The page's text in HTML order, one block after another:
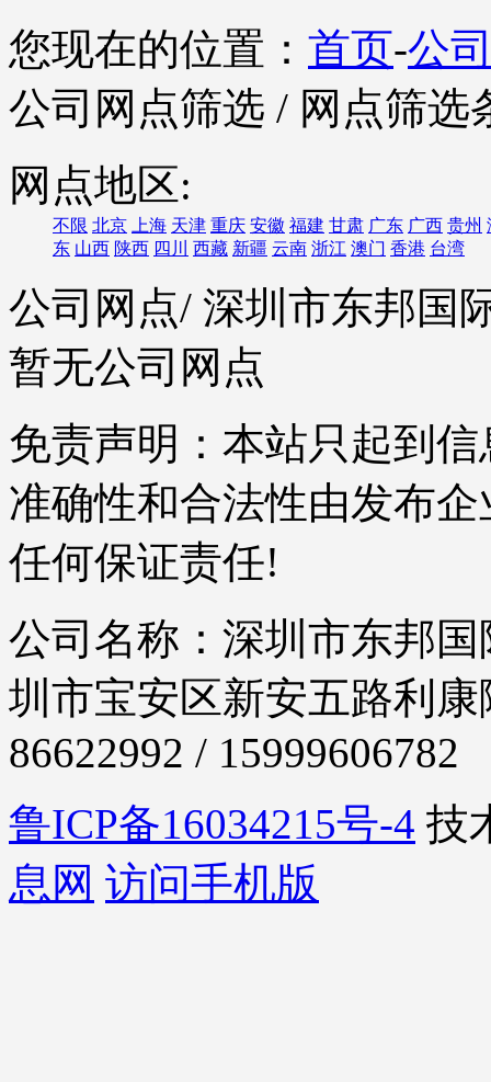
您现在的位置： 首页-公
公司网点筛选 / 网点筛选
网点地区:
不限 北京 上海 天津 重庆 安徽 福建 甘肃 广东 广西 贵州
东 山西 陕西 四川 西藏 新疆 云南 浙江 澳门 香港 台湾
公司网点/ 深圳市东邦国
暂无公司网点
免责声明：本站只起到
准确性和合法性由发布
任何保证责任!
公司名称：深圳市东邦
圳市宝安区新安五路利
86622992 / 15999606782
鲁ICP备16034215号-4 技
息网 访问手机版